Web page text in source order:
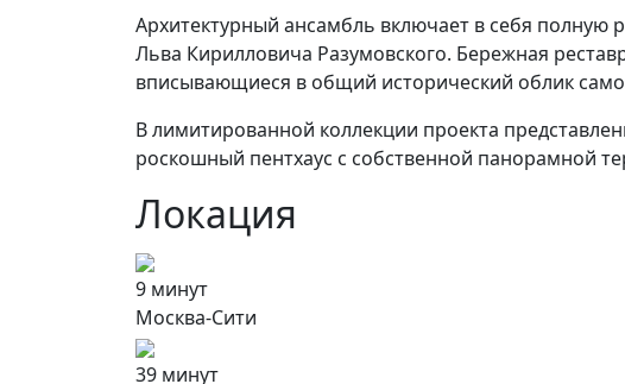
Архитектурный ансамбль включает в себя полную
Льва Кирилловича Разумовского. Бережная
вписывающиеся в общий исторический облик
В лимитированной коллекции проекта
роскошный пентхаус с собственной панорамной
Локация
9 минут
Москва-Сити
39 минут